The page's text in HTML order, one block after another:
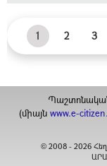
1 2 3
(միայն www.e-
© 2008 -2026